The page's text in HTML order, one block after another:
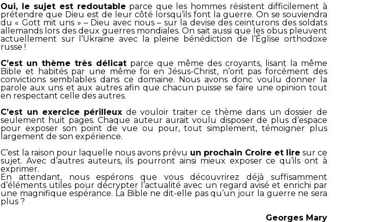
Oui, le sujet est redoutable parce que les hommes résistent difficilement à
prétendre que Dieu est de leur côté lorsqu’ils font la guerre. On se souviendra
du « Gott mit uns » – Dieu avec nous – sur la devise des ceinturons des soldats
allemands lors des deux guerres mondiales. On sait aussi que les obus pleuvent
actuellement sur l’Ukraine avec la pleine bénédiction de l’Église orthodoxe
russe !
C’est un thème très délicat parce que même des croyants, lisant la même
Bible et habités par une même foi en Jésus-Christ, n’ont pas forcément des
convictions semblables dans ce domaine. Nous avons donc voulu donner la
parole aux uns et aux autres afin que chacun puisse se faire une opinion tout
en respectant celle des autres.
C’est un exercice périlleux de vouloir traiter ce thème dans un dossier de
seulement huit pages. Chaque auteur aurait voulu disposer de plus d’espace
pour exposer son point de vue ou pour, tout simplement, témoigner plus
largement de son expérience.
C’est la raison pour laquelle nous avons prévu un prochain Croire et lire sur ce
sujet. Avec d’autres auteurs, ils pourront ainsi mieux exposer ce qu’ils ont à
exprimer.
En attendant, nous espérons que vous découvrirez déjà suffisamment
d’éléments utiles pour décrypter l’actualité avec un regard avisé et enrichi par
une magnifique espérance. La Bible ne dit-elle pas qu’un jour la guerre ne sera
plus ?
Georges Mary